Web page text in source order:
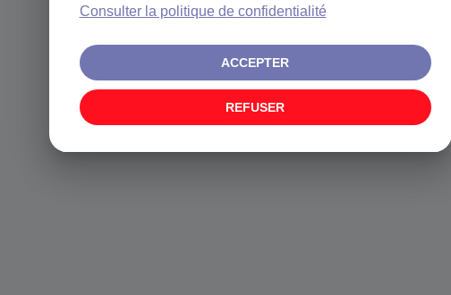
Consulter la politique de confidentialité
ACCEPTER
REFUSER